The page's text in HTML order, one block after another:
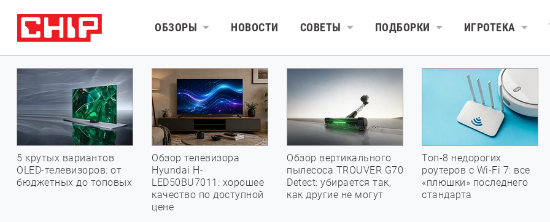
ОБЗОРЫ НОВОСТИ СОВЕТЫ ПОДБОРКИ ИГРОТЕКА
5 крутых вариантов
OLED-телевизоров: от
бюджетных до топовых
Обзор телевизора
Hyundai H-
LED50BU7011: хорошее
качество по доступной
цене
Обзор вертикального
пылесоса TROUVER G70
Detect: убирается так,
как другие не могут
Топ-8 недорогих
роутеров с Wi-Fi 7: все
«плюшки» последнего
стандарта